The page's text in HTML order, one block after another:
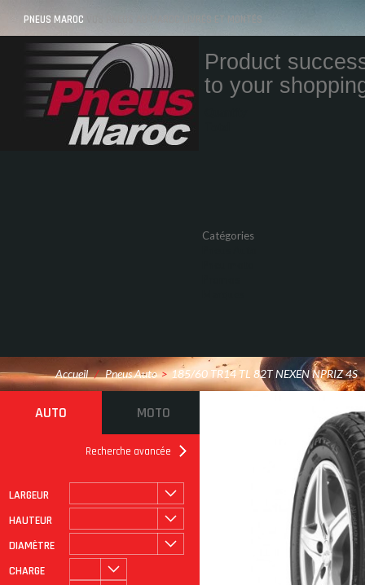
PNEUS MAROC VOS PNEUS AU MAROC LIVRÉS ET MONTÉS
Product
to your
Catégories
Accueil / Pneus Auto > 185/60 TR14 TL 82T NEXEN NPRIZ 4S
AUTO MOTO
Recherche avancée
LARGEUR
HAUTEUR
DIAMÈTRE
CHARGE
ROULAGE À PLAT